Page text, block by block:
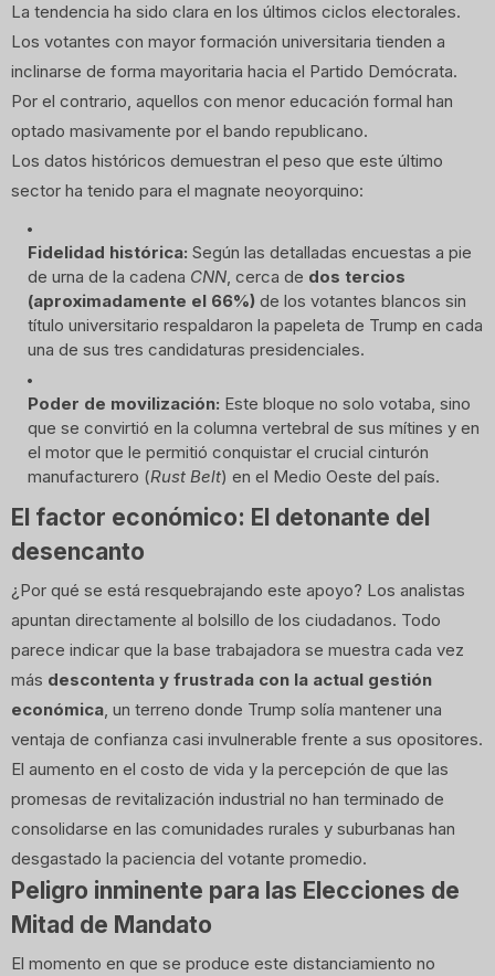
La tendencia ha sido clara en los últimos ciclos electorales.
Los votantes con mayor formación universitaria tienden a
inclinarse de forma mayoritaria hacia el Partido Demócrata.
Por el contrario, aquellos con menor educación formal han
optado masivamente por el bando republicano.
Los datos históricos demuestran el peso que este último
sector ha tenido para el magnate neoyorquino:
Fidelidad histórica: Según las detalladas encuestas a pie
de urna de la cadena CNN, cerca de dos tercios
(aproximadamente el 66%) de los votantes blancos sin
título universitario respaldaron la papeleta de Trump en cada
una de sus tres candidaturas presidenciales.
Poder de movilización: Este bloque no solo votaba, sino
que se convirtió en la columna vertebral de sus mítines y en
el motor que le permitió conquistar el crucial cinturón
manufacturero (Rust Belt) en el Medio Oeste del país.
El factor económico: El detonante del
desencanto
¿Por qué se está resquebrajando este apoyo? Los analistas
apuntan directamente al bolsillo de los ciudadanos. Todo
parece indicar que la base trabajadora se muestra cada vez
más descontenta y frustrada con la actual gestión
económica, un terreno donde Trump solía mantener una
ventaja de confianza casi invulnerable frente a sus opositores.
El aumento en el costo de vida y la percepción de que las
promesas de revitalización industrial no han terminado de
consolidarse en las comunidades rurales y suburbanas han
desgastado la paciencia del votante promedio.
Peligro inminente para las Elecciones de
Mitad de Mandato
El momento en que se produce este distanciamiento no